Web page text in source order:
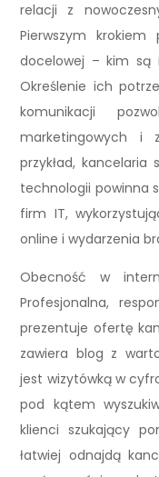
relacji z
Pierwszym
docelowej – kim są
Określenie ich
komunikacji
marketingowych i
przykład,
technologii powinna
firm IT,
online i wydarzenia
Obecność w
Profesjonalna,
prezentuje ofertę
zawiera blog z
jest wizytówką w
pod kątem
klienci szukający
łatwiej odnajdą